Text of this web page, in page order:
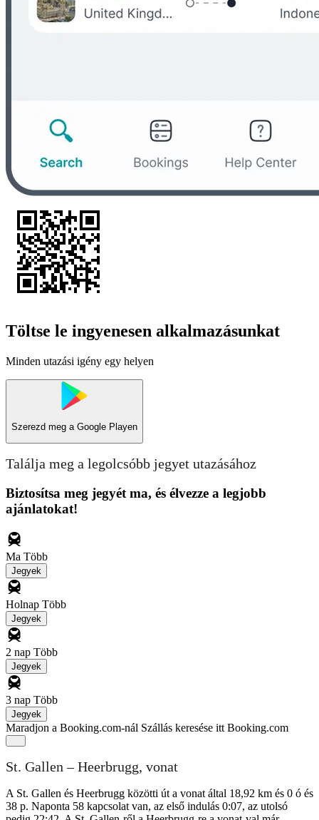
Töltse le ingyenesen alkalmazásunkat
Minden utazási igény egy helyen
Szerezd meg a Google Playen
Találja meg a legolcsóbb jegyet utazásához
Biztosítsa meg jegyét ma, és élvezze a legjobb
ajánlatokat!
Ma Több
Jegyek
Holnap Több
Jegyek
2 nap Több
Jegyek
3 nap Több
Jegyek
Maradjon a Booking.com-nál Szállás keresése itt Booking.com
St. Gallen – Heerbrugg, vonat
A St. Gallen és Heerbrugg közötti út a vonat által 18,92 km és 0 ó és
38 p. Naponta 58 kapcsolat van, az első indulás 0:07, az utolsó